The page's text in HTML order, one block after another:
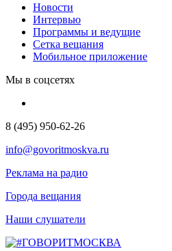
Новости
Интервью
Программы и ведущие
Сетка вещания
Мобильное приложение
Мы в соцсетях
8 (495) 950-62-26
info@govoritmoskva.ru
Реклама на радио
Города вещания
Наши слушатели